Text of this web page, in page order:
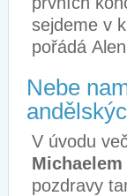
sejdeme v
pořádá
Nebe
V úvodu
pozdravy